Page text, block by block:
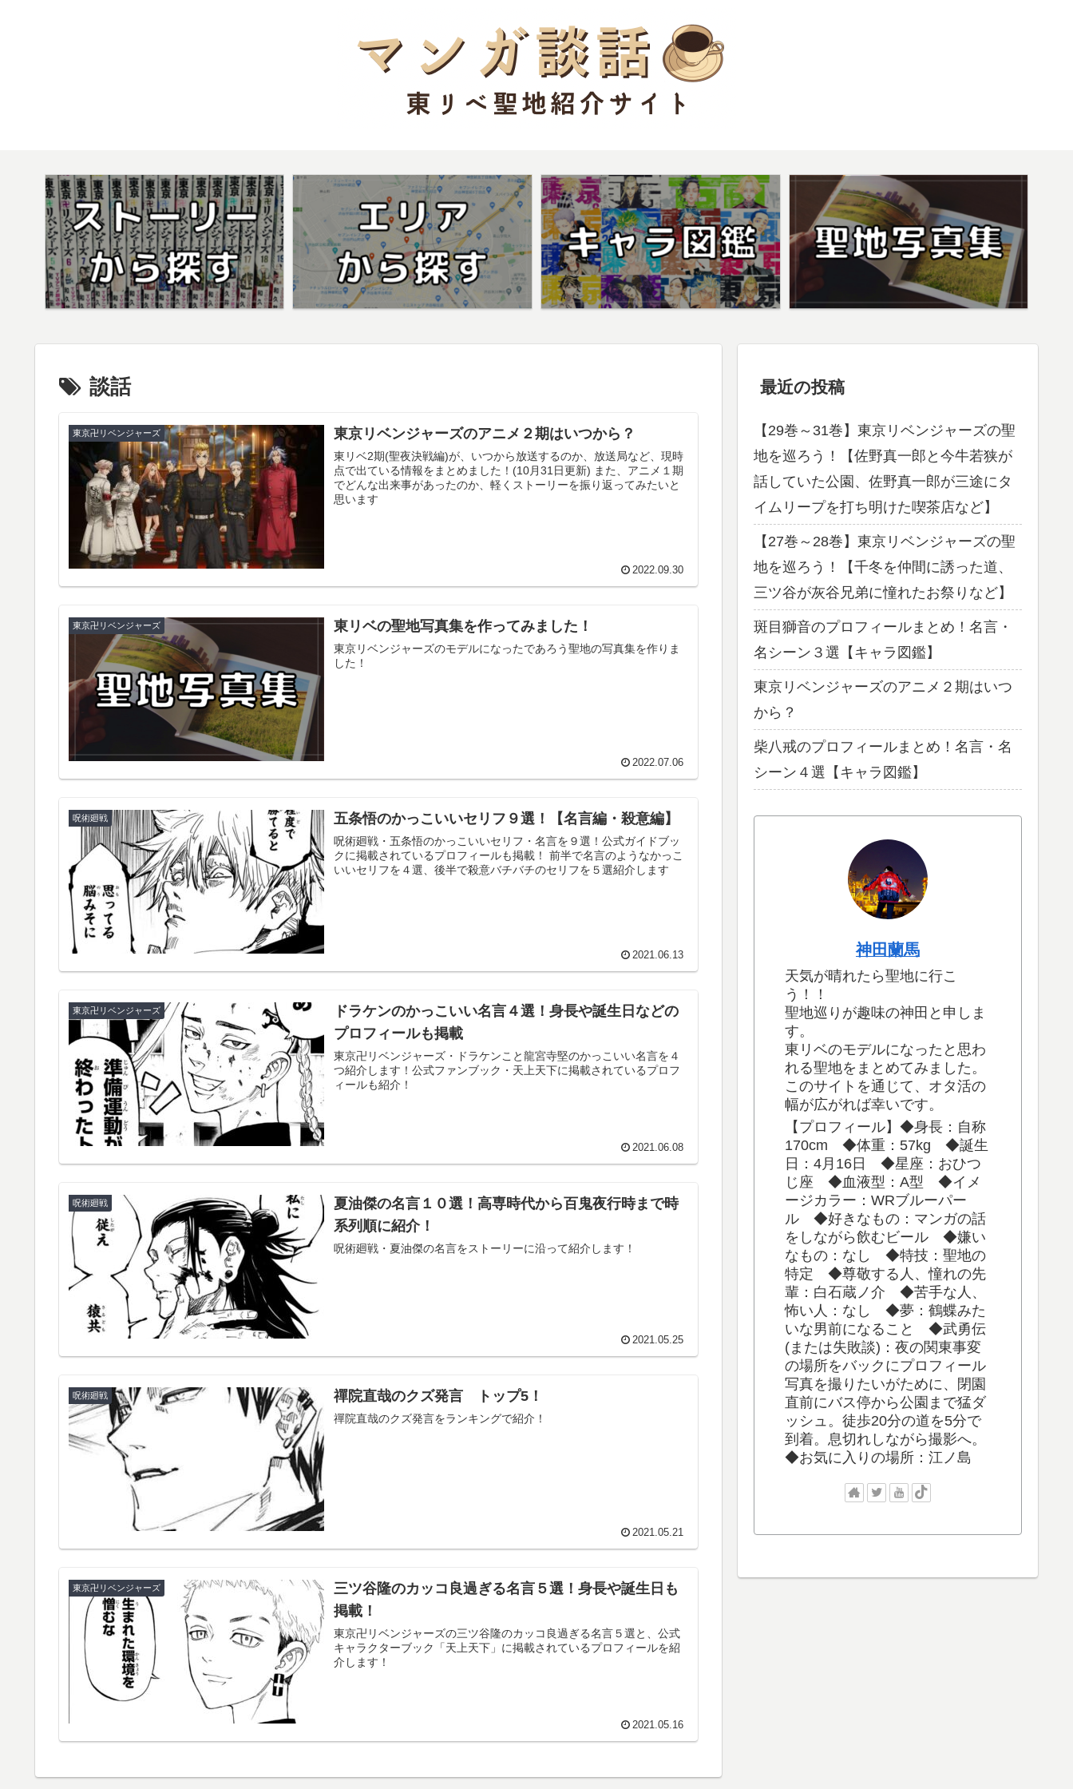
談話
東京卍リベンジャーズ 東京リベンジャーズのアニメ２期はいつから？
東リベ2期(聖夜決戦編)が、いつから放送するのか、放送局など、現時
点で出ている情報をまとめました！(10月31日更新) また、アニメ１期
でどんな出来事があったのか、軽くストーリーを振り返ってみたいと
思います
2022.09.30
東京卍リベンジャーズ 東リベの聖地写真集を作ってみました！
東京リベンジャーズのモデルになったであろう聖地の写真集を作りま
した！
2022.07.06
呪術廻戦 五条悟のかっこいいセリフ９選！【名言編・殺意編】
呪術廻戦・五条悟のかっこいいセリフ・名言を９選！公式ガイドブッ
クに掲載されているプロフィールも掲載！ 前半で名言のようなかっこ
いいセリフを４選、後半で殺意バチバチのセリフを５選紹介します
2021.06.13
東京卍リベンジャーズ
ドラケンのかっこいい名言４選！身長や誕生日などの
プロフィールも掲載
東京卍リベンジャーズ・ドラケンこと龍宮寺堅のかっこいい名言を４
つ紹介します！公式ファンブック・天上天下に掲載されているプロフ
ィールも紹介！
2021.06.08
呪術廻戦
夏油傑の名言１０選！高専時代から百鬼夜行時まで時
系列順に紹介！
呪術廻戦・夏油傑の名言をストーリーに沿って紹介します！
2021.05.25
呪術廻戦 禪院直哉のクズ発言 トップ5！
禪院直哉のクズ発言をランキングで紹介！
2021.05.21
東京卍リベンジャーズ
三ツ谷隆のカッコ良過ぎる名言５選！身長や誕生日も
掲載！
東京卍リベンジャーズの三ツ谷隆のカッコ良過ぎる名言５選と、公式
キャラクターブック「天上天下」に掲載されているプロフィールを紹
介します！
2021.05.16
最近の投稿
【29巻～31巻】東京リベンジャーズの聖
地を巡ろう！【佐野真一郎と今牛若狭が
話していた公園、佐野真一郎が三途にタ
イムリープを打ち明けた喫茶店など】
【27巻～28巻】東京リベンジャーズの聖
地を巡ろう！【千冬を仲間に誘った道、
三ツ谷が灰谷兄弟に憧れたお祭りなど】
斑目獅音のプロフィールまとめ！名言・
名シーン３選【キャラ図鑑】
東京リベンジャーズのアニメ２期はいつ
から？
柴八戒のプロフィールまとめ！名言・名
シーン４選【キャラ図鑑】
神田蘭馬
天気が晴れたら聖地に行こ
う！！
聖地巡りが趣味の神田と申しま
す。
東リベのモデルになったと思わ
れる聖地をまとめてみました。
このサイトを通じて、オタ活の
幅が広がれば幸いです。
【プロフィール】◆身長：自称
170cm ◆体重：57kg ◆誕生
日：4月16日 ◆星座：おひつ
じ座 ◆血液型：A型 ◆イメ
ージカラー：WRブルーパー
ル ◆好きなもの：マンガの話
をしながら飲むビール ◆嫌い
なもの：なし ◆特技：聖地の
特定 ◆尊敬する人、憧れの先
輩：白石蔵ノ介 ◆苦手な人、
怖い人：なし ◆夢：鶴蝶みた
いな男前になること ◆武勇伝
(または失敗談)：夜の関東事変
の場所をバックにプロフィール
写真を撮りたいがために、閉園
直前にバス停から公園まで猛ダ
ッシュ。徒歩20分の道を5分で
到着。息切れしながら撮影へ。
◆お気に入りの場所：江ノ島